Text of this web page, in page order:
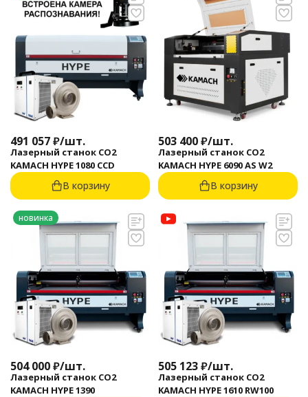
491 057₽/шт.
Лазерный станок CO2
KAMACH HYPE 1080 CCD
В корзину
503 400₽/шт.
Лазерный станок CO2
KAMACH HYPE 6090 AS W2
В корзину
новинка
504 000₽/шт.
Лазерный станок CO2
KAMACH HYPE 1390
505 123₽/шт.
Лазерный станок CO2
KAMACH HYPE 1610 RW100